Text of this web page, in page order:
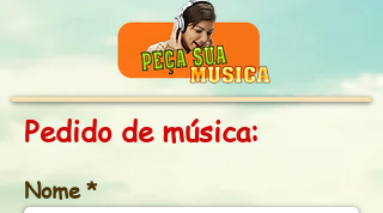
Pedido de música:
Nome